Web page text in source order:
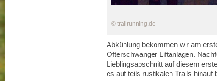
© trailrunning.de
Abkühlung bekommen wir am
Ofterschwanger Liftanlagen.
Lieblingsabschnitt auf diesem
es auf teils rustikalen Trails